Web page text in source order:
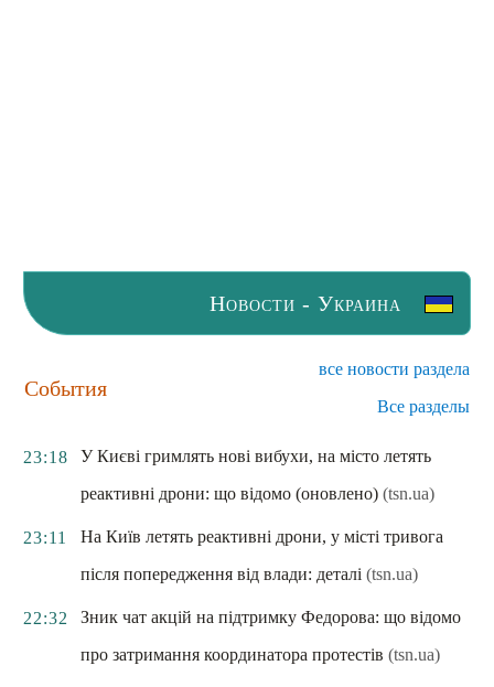
Новости - Украина
События
все новости раздела
Все разделы
23:18
У Києві гримлять нові вибухи, на місто летять
реактивні дрони: що відомо (оновлено) (tsn.ua)
23:11
На Київ летять реактивні дрони, у місті тривога
після попередження від влади: деталі (tsn.ua)
22:32
Зник чат акцій на підтримку Федорова: що відомо
про затримання координатора протестів (tsn.ua)